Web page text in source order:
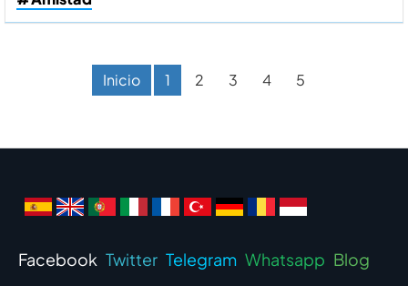
Inicio 1 2 3 4 5
Facebook Twitter Telegram Whatsapp Blog